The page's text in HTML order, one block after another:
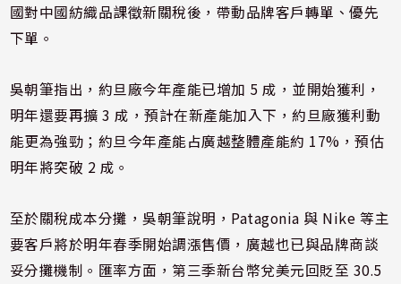
國對中國紡織品課徵新關稅後，帶動品牌客戶轉單、優先
下單。
吳朝筆指出，約旦廠今年產能已增加 5 成，並開始獲利，
明年還要再擴 3 成，預計在新產能加入下，約旦廠獲利動
能更為強勁；約旦今年產能占廣越整體產能約 17%，預估
明年將突破 2 成。
至於關稅成本分攤，吳朝筆說明，Patagonia 與 Nike 等主
要客戶將於明年春季開始調漲售價，廣越也已與品牌商談
妥分攤機制。匯率方面，第三季新台幣兌美元回貶至 30.5